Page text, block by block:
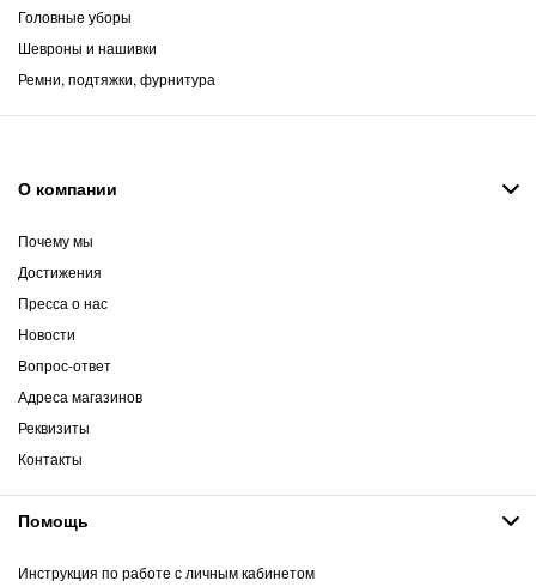
Головные уборы
Шевроны и нашивки
Ремни, подтяжки, фурнитура
О компании
Почему мы
Достижения
Пресса о нас
Новости
Вопрос-ответ
Адреса магазинов
Реквизиты
Контакты
Помощь
Инструкция по работе с личным кабинетом